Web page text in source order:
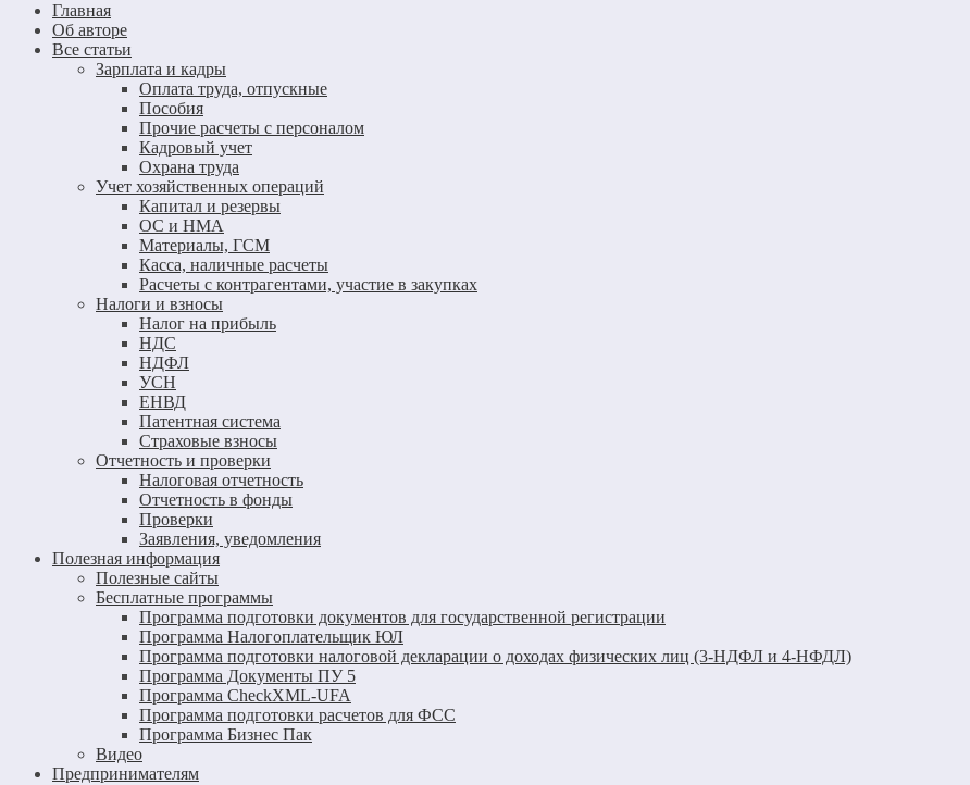
Главная
Об авторе
Все статьи
Зарплата и кадры
Оплата труда, отпускные
Пособия
Прочие расчеты с персоналом
Кадровый учет
Охрана труда
Учет хозяйственных операций
Капитал и резервы
ОС и НМА
Материалы, ГСМ
Касса, наличные расчеты
Расчеты с контрагентами, участие в закупках
Налоги и взносы
Налог на прибыль
НДС
НДФЛ
УСН
ЕНВД
Патентная система
Страховые взносы
Отчетность и проверки
Налоговая отчетность
Отчетность в фонды
Проверки
Заявления, уведомления
Полезная информация
Полезные сайты
Бесплатные программы
Программа подготовки документов для государственной регистрации
Программа Налогоплательщик ЮЛ
Программа подготовки налоговой декларации о доходах физических лиц (3-НДФЛ и 4-НФДЛ)
Программа Документы ПУ 5
Программа CheckXML-UFA
Программа подготовки расчетов для ФСС
Программа Бизнес Пак
Видео
Предпринимателям